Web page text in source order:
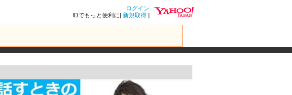
ログイン
IDでもっと便利に[新規取得 ]